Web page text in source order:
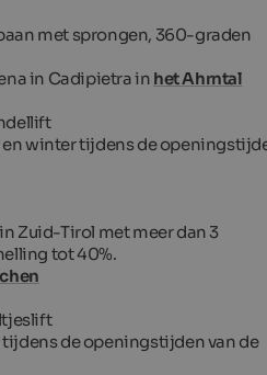
met sprongen, 360-graden
in Cadipietra in het Ahrntal
winter tijdens de
Zuid-Tirol met meer dan 3
tot 40%.
de openingstijden van de